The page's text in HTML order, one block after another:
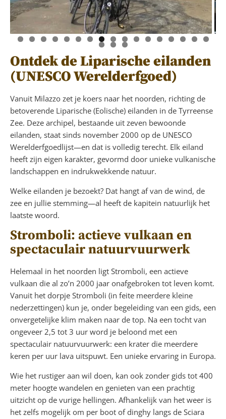
Ontdek de Liparische eilanden
(UNESCO Werelderfgoed)
Vanuit Milazzo zet je koers naar het noorden, richting de
betoverende Liparische (Eolische) eilanden in de Tyrreense
Zee. Deze archipel, bestaande uit zeven bewoonde
eilanden, staat sinds november 2000 op de UNESCO
Werelderfgoedlijst—en dat is volledig terecht. Elk eiland
heeft zijn eigen karakter, gevormd door unieke vulkanische
landschappen en indrukwekkende natuur.
Welke eilanden je bezoekt? Dat hangt af van de wind, de
zee en jullie stemming—al heeft de kapitein natuurlijk het
laatste woord.
Stromboli: actieve vulkaan en
spectaculair natuurvuurwerk
Helemaal in het noorden ligt Stromboli, een actieve
vulkaan die al zo’n 2000 jaar onafgebroken tot leven komt.
Vanuit het dorpje Stromboli (in feite meerdere kleine
nederzettingen) kun je, onder begeleiding van een gids, een
onvergetelijke klim maken naar de top. Na een tocht van
ongeveer 2,5 tot 3 uur word je beloond met een
spectaculair natuurvuurwerk: een krater die meerdere
keren per uur lava uitspuwt. Een unieke ervaring in Europa.
Wie het rustiger aan wil doen, kan ook zonder gids tot 400
meter hoogte wandelen en genieten van een prachtig
uitzicht op de vurige hellingen. Afhankelijk van het weer is
het zelfs mogelijk om per boot of dinghy langs de Sciara